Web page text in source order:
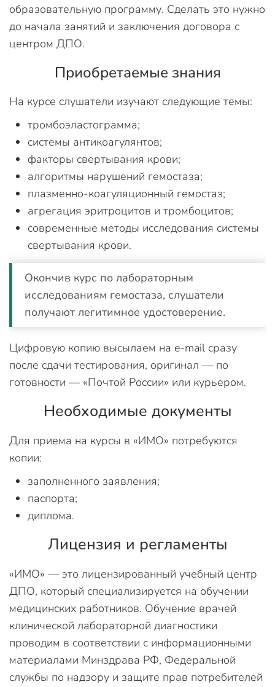
образовательную программу. Сделать это нужно
до начала занятий и заключения договора с
центром ДПО.
Приобретаемые знания
На курсе слушатели изучают следующие темы:
тромбоэластограмма;
системы антикоагулянтов;
факторы свертывания крови;
алгоритмы нарушений гемостаза;
плазменно-коагуляционный гемостаз;
агрегация эритроцитов и тромбоцитов;
современные методы исследования системы
свертывания крови.
Окончив курс по лабораторным
исследованиям гемостаза, слушатели
получают легитимное удостоверение.
Цифровую копию высылаем на e-mail сразу
после сдачи тестирования, оригинал — по
готовности — «Почтой России» или курьером.
Необходимые документы
Для приема на курсы в «ИМО» потребуются
копии:
заполненного заявления;
паспорта;
диплома.
Лицензия и регламенты
«ИМО» — это лицензированный учебный центр
ДПО, который специализируется на обучении
медицинских работников. Обучение врачей
клинической лабораторной диагностики
проводим в соответствии с информационными
материалами Минздрава РФ, Федеральной
службы по надзору и защите прав потребителей